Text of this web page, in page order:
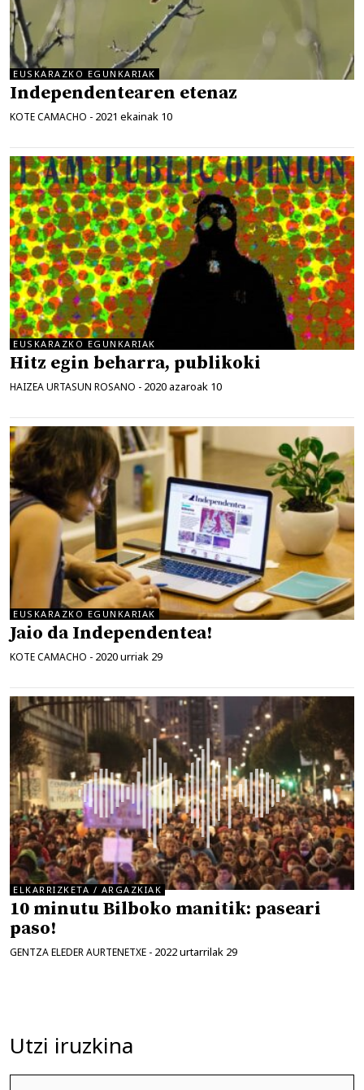
EUSKARAZKO EGUNKARIAK
Independentearen etenaz
KOTE CAMACHO - 2021 ekainak 10
EUSKARAZKO EGUNKARIAK
Hitz egin beharra, publikoki
HAIZEA URTASUN ROSANO - 2020 azaroak 10
EUSKARAZKO EGUNKARIAK
Jaio da Independentea!
KOTE CAMACHO - 2020 urriak 29
ELKARRIZKETA / ARGAZKIAK
10 minutu Bilboko manitik: paseari
paso!
GENTZA ELEDER AURTENETXE - 2022 urtarrilak 29
Utzi iruzkina